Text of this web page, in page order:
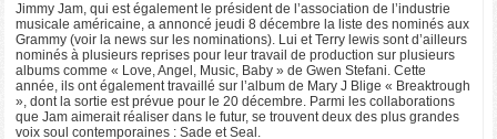
Jimmy Jam, qui est également le président de l’association de l’industrie
musicale américaine, a annoncé jeudi 8 décembre la liste des nominés aux
Grammy (voir la news sur les nominations). Lui et Terry lewis sont d’ailleurs
nominés à plusieurs reprises pour leur travail de production sur plusieurs
albums comme « Love, Angel, Music, Baby » de Gwen Stefani. Cette
année, ils ont également travaillé sur l’album de Mary J Blige « Breaktrough
», dont la sortie est prévue pour le 20 décembre. Parmi les collaborations
que Jam aimerait réaliser dans le futur, se trouvent deux des plus grandes
voix soul contemporaines : Sade et Seal.